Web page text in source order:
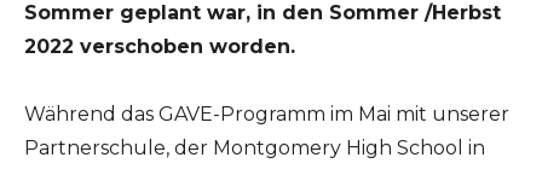
Sommer geplant war, in den Sommer /Herbst
2022 verschoben worden.
Während das GAVE-Programm im Mai mit unserer
Partnerschule, der Montgomery High School in